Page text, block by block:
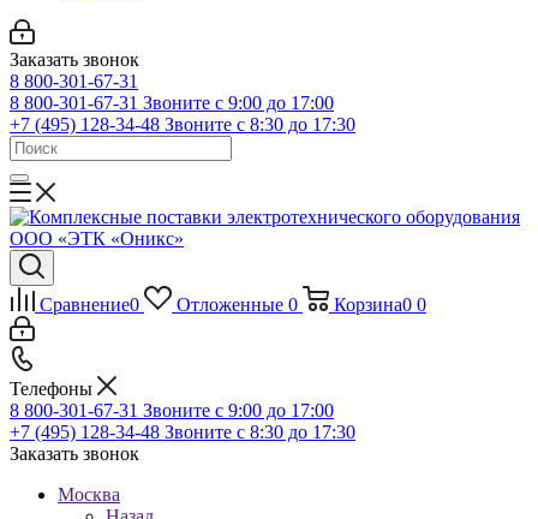
Заказать звонок
8 800-301-67-31
8 800-301-67-31 Звоните с 9:00 до 17:00
+7 (495) 128-34-48 Звоните с 8:30 до 17:30
Сравнение0 Отложенные 0 Корзина0 0
Телефоны
8 800-301-67-31 Звоните с 9:00 до 17:00
+7 (495) 128-34-48 Звоните с 8:30 до 17:30
Заказать звонок
Москва